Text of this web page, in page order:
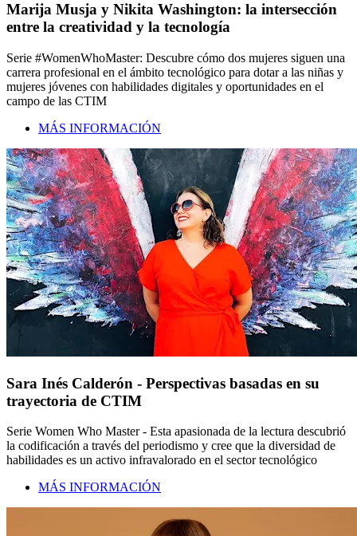
Marija Musja y Nikita Washington: la intersección
entre la creatividad y la tecnología
Serie #WomenWhoMaster: Descubre cómo dos mujeres siguen una
carrera profesional en el ámbito tecnológico para dotar a las niñas y
mujeres jóvenes con habilidades digitales y oportunidades en el
campo de las CTIM
MÁS INFORMACIÓN
Sara Inés Calderón - Perspectivas basadas en su
trayectoria de CTIM
Serie Women Who Master - Esta apasionada de la lectura descubrió
la codificación a través del periodismo y cree que la diversidad de
habilidades es un activo infravalorado en el sector tecnológico
MÁS INFORMACIÓN